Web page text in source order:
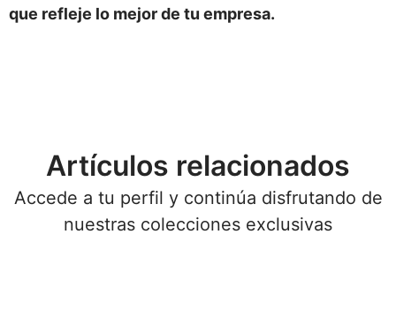
que refleje lo mejor de tu empresa.
Artículos relacionados
Accede a tu perfil y continúa disfrutando de
nuestras colecciones exclusivas